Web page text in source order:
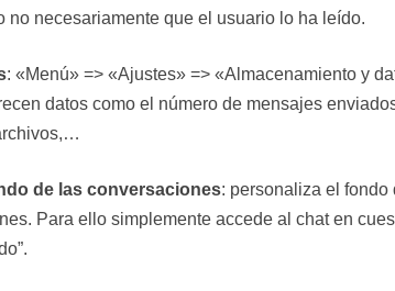
no necesariamente que el usuario lo ha leído.
: «Menú» => «Ajustes» => «Almacenamiento y
datos como el número de mensajes
de las conversaciones: personaliza el fondo
Para ello simplemente accede al chat en